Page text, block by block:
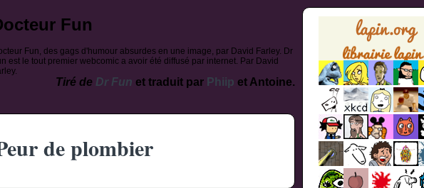
Fun
Fun, des gags d'humour absurdes en une image, par David Farley. Dr
est le tout premier webcomic a avoir été diffusé par internet. Par David
Tiré de Dr Fun et traduit par Phiip et Antoine.
de plombier